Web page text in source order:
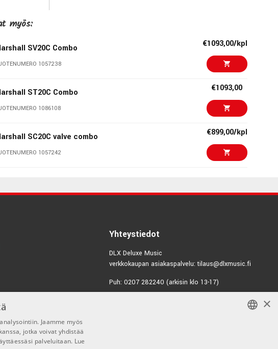
myös:
SV20C Combo
1057238
€1093,00/kpl
ST20C Combo
1086108
€1093,00
SC20C valve combo
1057242
€899,00/kpl
1074120
1045268
€699,00/kpl
YCV 40WR
1093470
Yhteystiedot
DLX Deluxe Music
verkkokaupan asiakaspalvelu: tilaus@dlxmusic.fi
Puh: 0207 282240 (arkisin klo 13-17)
×
Jaamme myös
jotka voivat yhdistää
palveluitaan. Lue